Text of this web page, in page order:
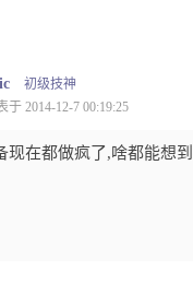
初级技神
于 2014-12-7 00:19:25
现在都做疯了,啥都能想